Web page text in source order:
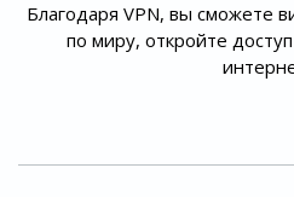
Благодаря VPN, вы сможете
по миру, откройте